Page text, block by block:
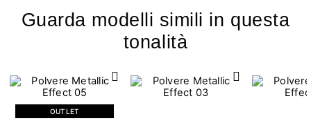
Guarda modelli simili in questa
tonalità
OUTLET